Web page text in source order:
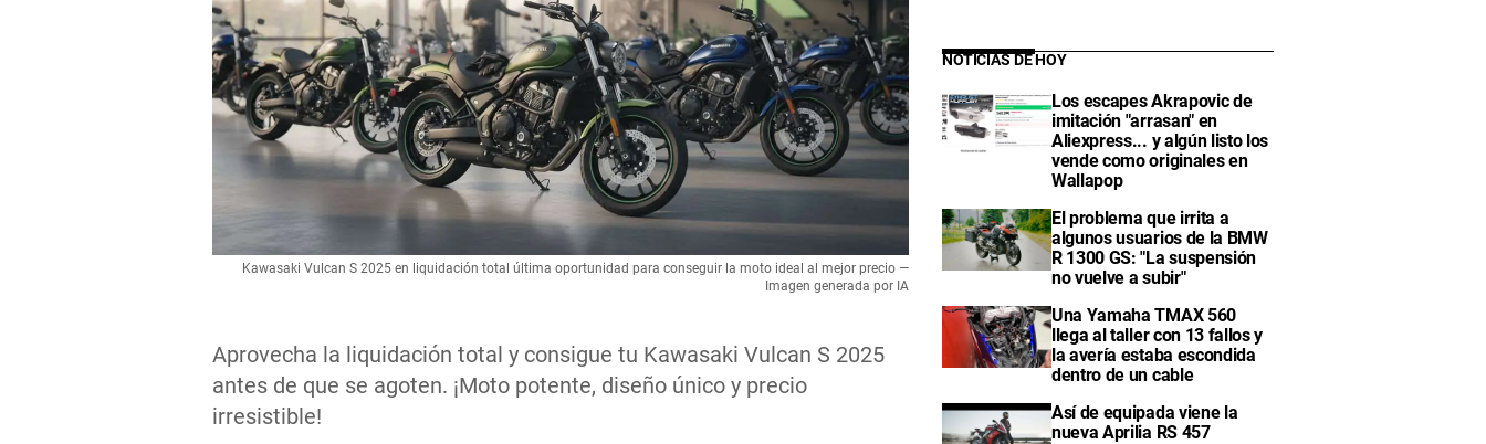
Aprovecha la liquidación total y consigue tu Kawasaki Vulcan S 2025
antes de que se agoten. ¡Moto potente, diseño único y precio
irresistible!
Kawasaki Vulcan S 2025 en liquidación total última oportunidad para conseguir la moto ideal al mejor precio —
Imagen generada por IA
NOTICIAS DE HOY
Los escapes Akrapovic de
imitación "arrasan" en
Aliexpress... y algún listo los
vende como originales en
Wallapop
El problema que irrita a
algunos usuarios de la BMW
R 1300 GS: "La suspensión
no vuelve a subir"
Una Yamaha TMAX 560
llega al taller con 13 fallos y
la avería estaba escondida
dentro de un cable
Así de equipada viene la
nueva Aprilia RS 457